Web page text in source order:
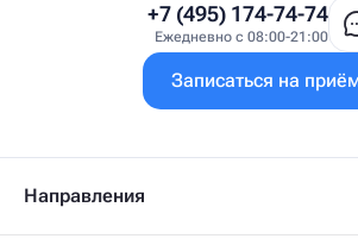
+7 (495) 174-74-74
Ежедневно с 08:00-21:00
Записаться на
Направления